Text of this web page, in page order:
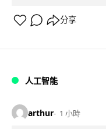
分享
人工智能
arthur 1 小時